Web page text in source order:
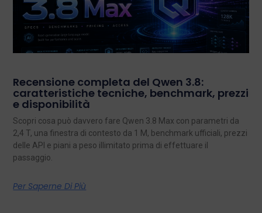
Recensione completa del Qwen 3.8:
caratteristiche tecniche, benchmark, prezzi
e disponibilità
Scopri cosa può davvero fare Qwen 3.8 Max con parametri da
2,4 T, una finestra di contesto da 1 M, benchmark ufficiali, prezzi
delle API e piani a peso illimitato prima di effettuare il
passaggio.
Per Saperne Di Più